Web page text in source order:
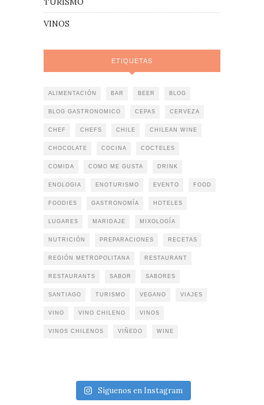
VINOS
ETIQUETAS
ALIMENTACIÓN BAR BEER BLOG
BLOG GASTRONOMICO CEPAS CERVEZA
CHEF CHEFS CHILE CHILEAN WINE
CHOCOLATE COCINA COCTELES
COMIDA COMO ME GUSTA DRINK
ENOLOGIA ENOTURISMO EVENTO FOOD
FOODIES GASTRONOMÍA HOTELES
LUGARES MARIDAJE MIXOLOGÍA
NUTRICIÓN PREPARACIONES RECETAS
REGIÓN METROPOLITANA RESTAURANT
RESTAURANTS SABOR SABORES
SANTIAGO TURISMO VEGANO VIAJES
VINO VINO CHILENO VINOS
VINOS CHILENOS VIÑEDO WINE
Síguenos en Instagram